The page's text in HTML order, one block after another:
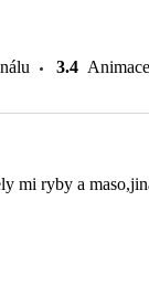
3.4 Animace
mi ryby a